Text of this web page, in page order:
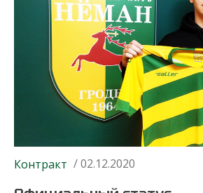
Контракт / 02.12.2020